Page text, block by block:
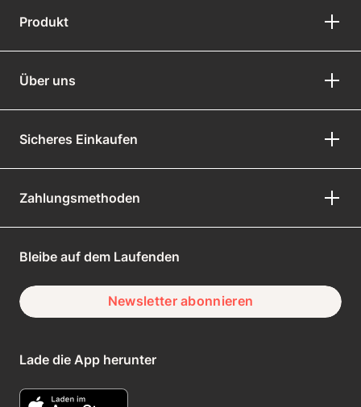
Produkt
Über uns
Zahlungsmethoden
Sicheres Einkaufen
Bleibe auf dem Laufenden
Newsletter abonnieren
Lade die App herunter